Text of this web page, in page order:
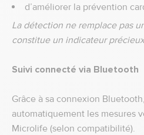
d’améliorer la prévention
La détection ne remplace pas
constitue un indicateur
Suivi connecté via Bluetooth
Grâce à sa connexion
automatiquement les mesures
Microlife (selon compatibilité).